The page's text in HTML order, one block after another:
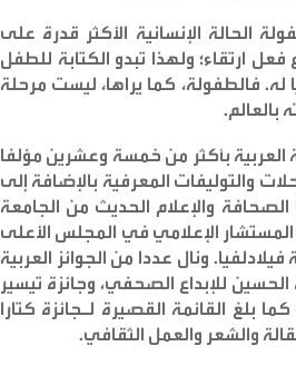
الحالة الإنسانية الأكثر قدرة على
ارتقاء؛ ولهذا تبدو الكتابة للطفل
له. فالطفولة، كما يراها، ليست مرحلة
بالعالم.
العربية بأكثر من خمسة وعشرين مؤلفا
والتوليفات المعرفية بالإضافة إلى
والإعلام الحديث من الجامعة
المستشار الإعلامي في المجلس الأعلى
ونال عددا من الجوائز العربية
الحسين للإبداع الصحفي، وجائزة تيسير
القائمة القصيرة لـجائزة كتارا
والشعر والعمل الثقافي.